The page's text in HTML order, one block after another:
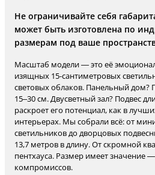
Не ограничивайте себя
может быть изготовлена по
размерам под ваше
Масштаб модели — это её
изящных 15-сантиметровых
световых облаков. Панельный дом?
15–30 см. Двусветный зал? Подвес
раскроет его потенциал, как в
интерьерах. Мы собрали всё: от
светильников до дворцовых
13,7 метров в длину. От скромной
пентхауса. Размер имеет значение
компромиссов.